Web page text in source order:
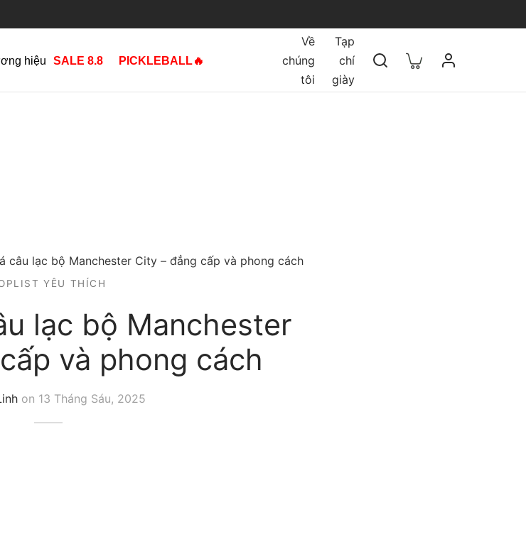
hiệu SALE 8.8 PICKLEBALL🔥
Về
chúng
tôi
Tạp
chí
giày
câu lạc bộ Manchester City – đẳng cấp và phong cách
YÊU THÍCH
lạc bộ Manchester
và phong cách
on 13 Tháng Sáu, 2025